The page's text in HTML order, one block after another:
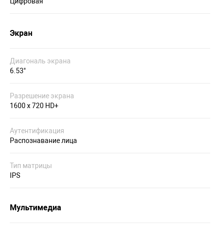
Экран
Диагональ экрана
6.53"
Разрешение экрана
1600 x 720 HD+
Аутентификация
Распознавание лица
Тип матрицы
IPS
Мультимедиа